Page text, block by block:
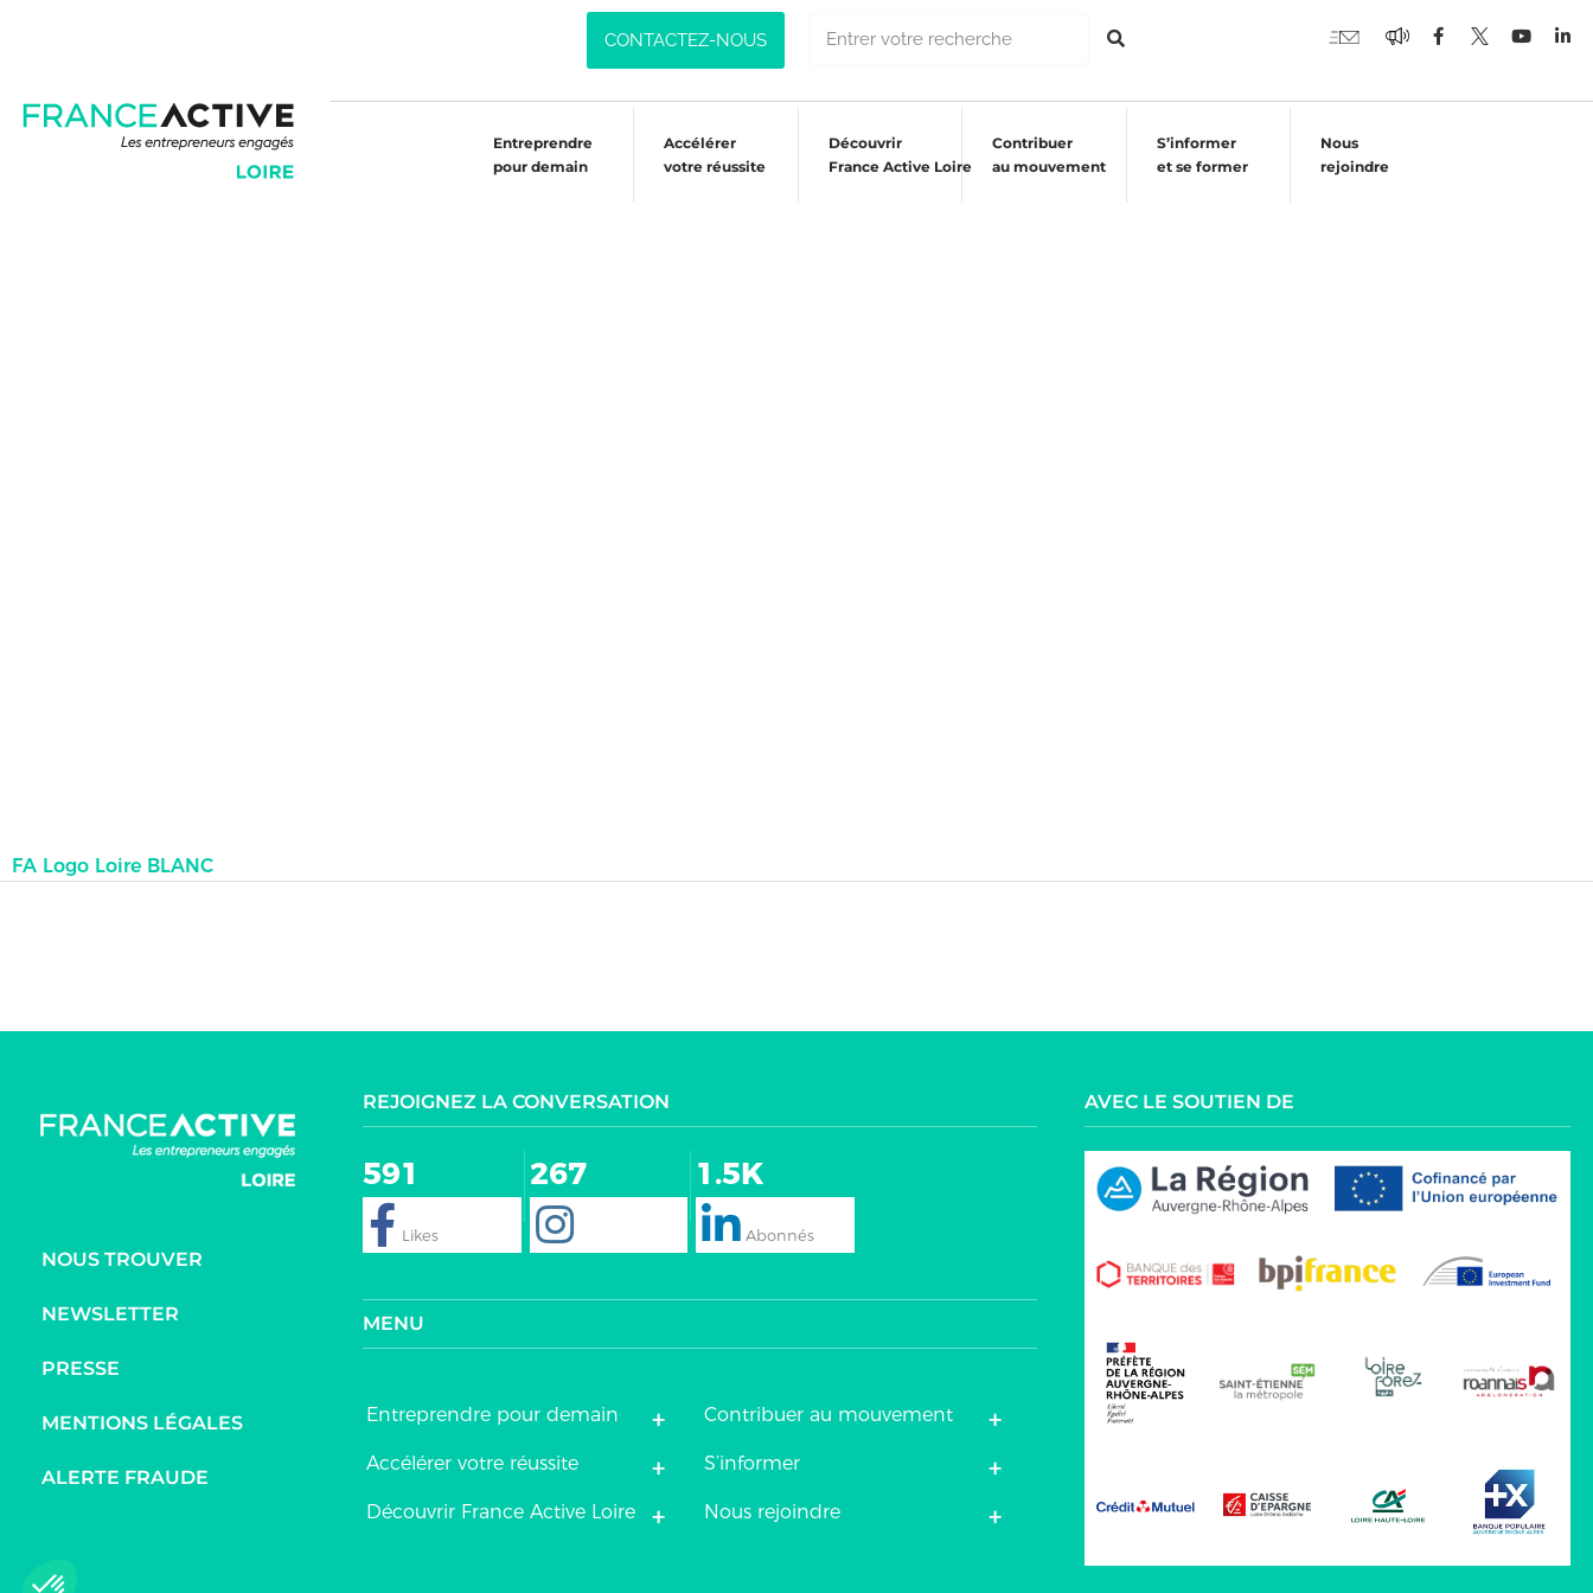
CONTACTEZ-NOUS
Entreprendre
pour demain
Accélérer
votre réussite
Découvrir
France Active Loire
Contribuer
au mouvement
S’informer
et se former
Nous
rejoindre
FA Logo Loire BLANC
NOUS TROUVER
NEWSLETTER
PRESSE
MENTIONS LÉGALES
ALERTE FRAUDE
REJOIGNEZ LA CONVERSATION
591 267 1.5K
MENU
+
Entreprendre pour demain
+
Accélérer votre réussite
+
Découvrir France Active Loire
+
Contribuer au mouvement
+
S’informer
+
Nous rejoindre
AVEC LE SOUTIEN DE
Notre plateforme vous permet d'adapter et de gérer vos paramètres de confidentialité, en garantissant la conformité avec les réglementations. Personnalisez vos